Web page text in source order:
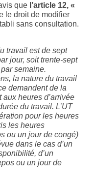
que l’article 12, «
le droit de modifier
sans consultation.
travail est de sept
jour, soit trente-sept
semaine.
la nature du travail
demandent de la
heures d’arrivée
du travail. L’UT
pour les heures
les heures
ou un jour de congé)
dans le cas d’un
d’un
ou un jour de